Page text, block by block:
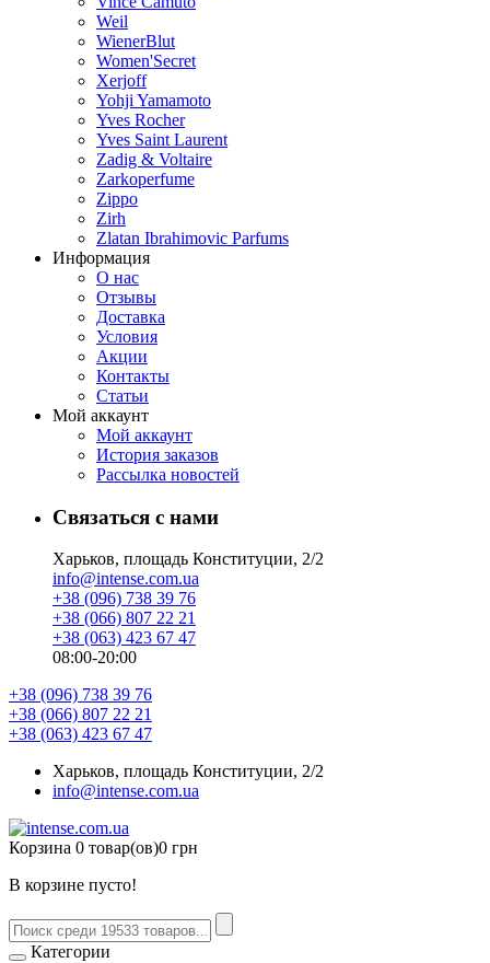
Weil
WienerBlut
Women'Secret
Xerjoff
Yohji Yamamoto
Yves Rocher
Yves Saint Laurent
Zadig & Voltaire
Zarkoperfume
Zippo
Zirh
Zlatan Ibrahimovic Parfums
Информация
О нас
Отзывы
Доставка
Условия
Aкции
Контакты
Статьи
Мой аккаунт
Мой аккаунт
История заказов
Рассылка новостей
Связаться с нами
Харьков, площадь Конституции, 2/2
info@intense.com.ua
+38 (096) 738 39 76
+38 (066) 807 22 21
+38 (063) 423 67 47
08:00-20:00
+38 (096) 738 39 76
+38 (066) 807 22 21
+38 (063) 423 67 47
Харьков, площадь Конституции, 2/2
info@intense.com.ua
Корзина 0 товар(ов)0 грн
В корзине пусто!
Категории